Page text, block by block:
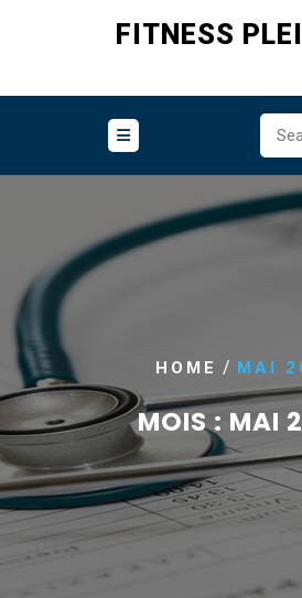
FITNESS
HOME / MAI
MOIS : MAI